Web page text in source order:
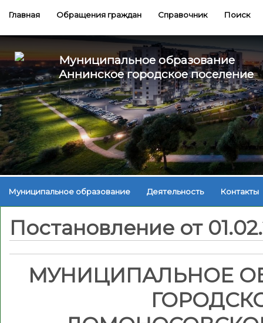
Главная Обращения граждан Справочник Поиск
Муниципальное образование
Аннинское городское поселение
Муниципальное образование Деятельность Контакты
Постановление от
МУНИЦИПАЛЬНОЕ